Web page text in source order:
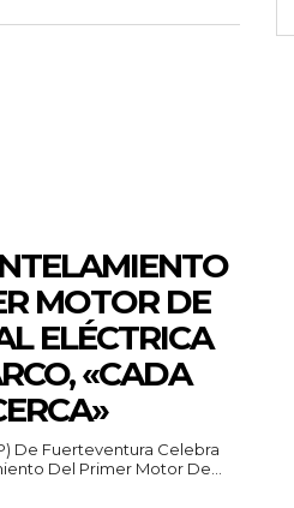
MOTOR DE
ELÉCTRICA
«CADA
De Fuerteventura Celebra
Del Primer Motor De...